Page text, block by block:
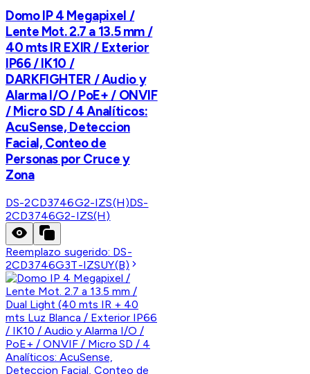
Domo IP 4 Megapixel /
Lente Mot. 2.7 a 13.5 mm /
40 mts IR EXIR / Exterior
IP66 / IK10 /
DARKFIGHTER / Audio y
Alarma I/O / PoE+ / ONVIF
/ Micro SD / 4 Analíticos:
AcuSense, Deteccion
Facial, Conteo de
Personas por Cruce y
Zona
DS-2CD3746G2-IZS(H)DS-
2CD3746G2-IZS(H)
Reemplazo sugerido: DS-
2CD3746G3T-IZSUY(B)